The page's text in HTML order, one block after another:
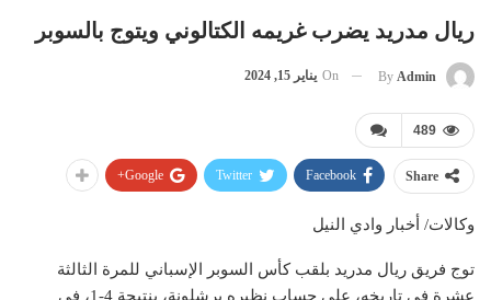
ريال مدريد يضرب غريمه الكتالوني ويتوج بالسوبر
By Admin
On يناير 15, 2024
489
Share
Facebook
Twitter
Google+
وكالات/ أخبار وادي النيل
توج فريق ريال مدريد بلقب كأس السوبر الإسباني للمرة الثالثة
عشرة في تاريخه، على حساب نظيره برشلونة، بنتيجة 4-1، في